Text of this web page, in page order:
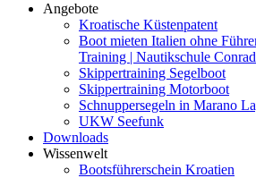
Angebote
Kroatische Küstenpatent
Boot mieten Italien ohne
Training | Nautikschule Conrad
Skippertraining Segelboot
Skippertraining Motorboot
Schnuppersegeln in Marano
UKW Seefunk
Downloads
Wissenwelt
Bootsführerschein Kroatien